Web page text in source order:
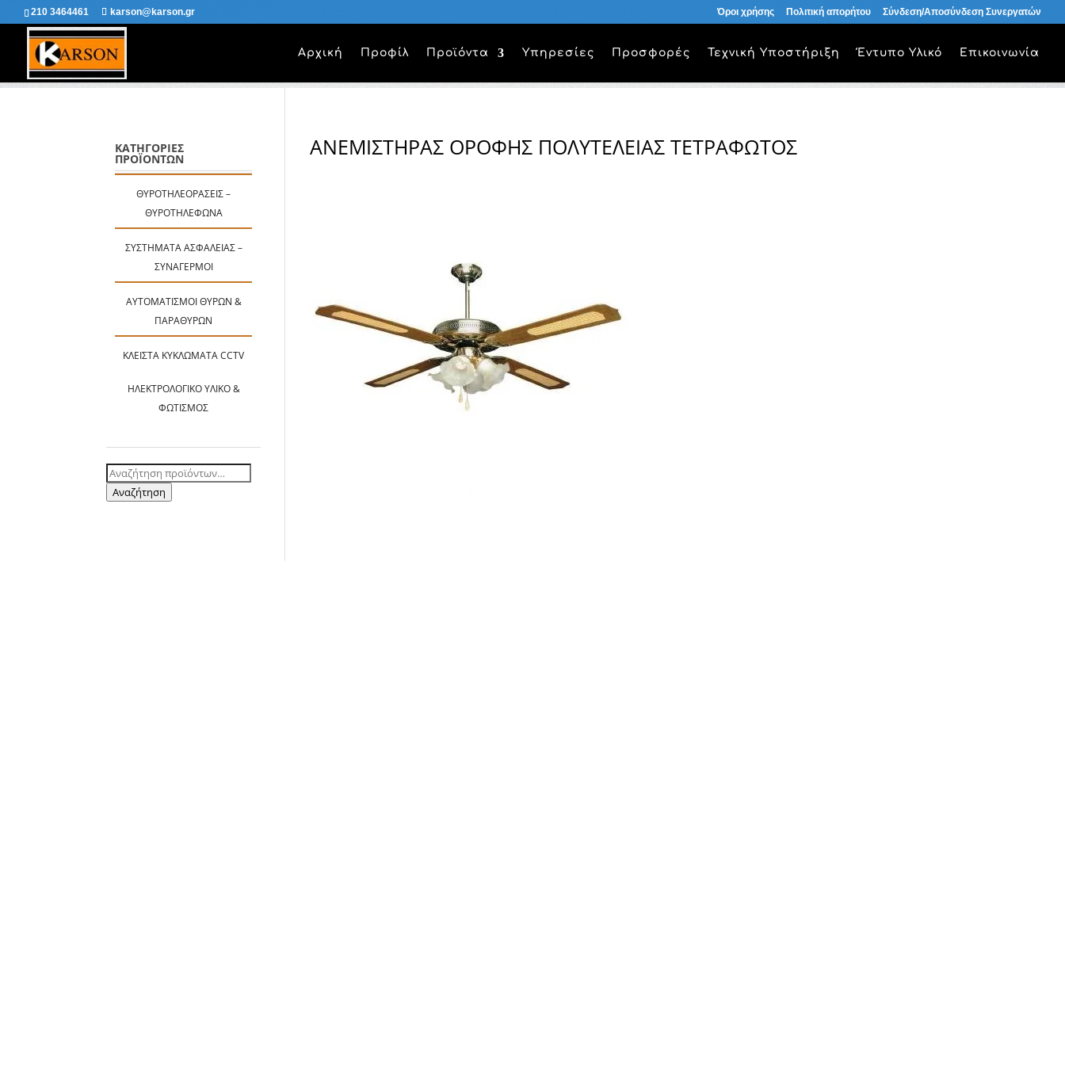
210 3464461 karson@karson.gr Όροι χρήσης Πολιτική απορήτου Σύνδεση/Αποσύνδεση Συνεργατών
Αρχική Προφίλ Προϊόντα Υπηρεσίες Προσφορές Τεχνική Υποστήριξη Έντυπο Υλικό Επικοινωνία
ΑΝΕΜΙΣΤΉΡΑΣ ΟΡΟΦΗΣ ΠΟΛΥΤΕΛΕΙΑΣ ΤΕΤΡΑΦΩΤΟΣ
ΚΑΤΗΓΟΡΙΕΣ
ΠΡΟΪΟΝΤΩΝ
ΘΥΡΟΤΗΛΕΟΡΆΣΕΙΣ –
ΘΥΡΟΤΗΛΈΦΩΝΑ
ΣΥΣΤΉΜΑΤΑ ΑΣΦΑΛΕΊΑΣ –
ΣΥΝΑΓΕΡΜΟΊ
ΑΥΤΟΜΑΤΙΣΜΟΊ ΘΥΡΏΝ &
ΠΑΡΑΘΎΡΩΝ
ΚΛΕΙΣΤΆ ΚΥΚΛΏΜΑΤΑ CCTV
ΗΛΕΚΤΡΟΛΟΓΙΚΌ ΥΛΙΚΌ &
ΦΩΤΙΣΜΌΣ
Αναζήτηση
για:
Αναζήτηση